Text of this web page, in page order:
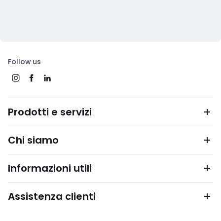
Follow us
Prodotti e servizi
Chi siamo
Informazioni utili
Assistenza clienti